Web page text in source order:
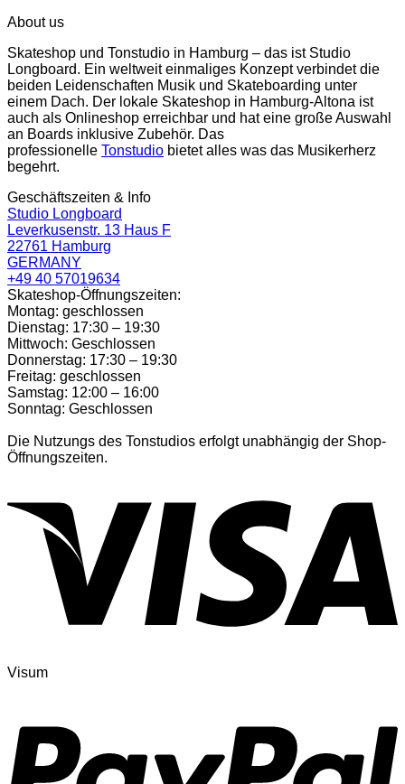
About us
Skateshop und Tonstudio in Hamburg – das ist Studio
Longboard. Ein weltweit einmaliges Konzept verbindet die
beiden Leidenschaften Musik und Skateboarding unter
einem Dach. Der lokale Skateshop in Hamburg-Altona ist
auch als Onlineshop erreichbar und hat eine große Auswahl
an Boards inklusive Zubehör. Das
professionelle Tonstudio bietet alles was das Musikerherz
begehrt.
Geschäftszeiten & Info
Studio Longboard
Leverkusenstr. 13 Haus F
22761 Hamburg
GERMANY
+49 40 57019634
Skateshop-Öffnungszeiten:
Montag: geschlossen
Dienstag: 17:30 – 19:30
Mittwoch: Geschlossen
Donnerstag: 17:30 – 19:30
Freitag: geschlossen
Samstag: 12:00 – 16:00
Sonntag: Geschlossen
Die Nutzungs des Tonstudios erfolgt unabhängig der Shop-
Öffnungszeiten.
Visum